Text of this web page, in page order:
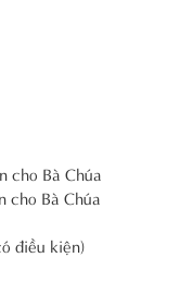
cho Bà Chúa
cho Bà Chúa
điều kiện)